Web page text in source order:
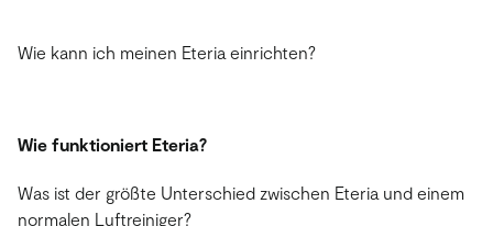
Wie kann ich meinen Eteria einrichten?
Wie funktioniert Eteria?
Was ist der größte Unterschied zwischen Eteria und einem
normalen Luftreiniger?